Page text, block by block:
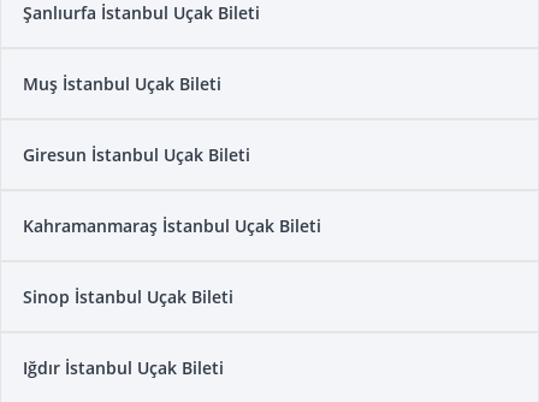
Şanlıurfa İstanbul Uçak Bileti
Muş İstanbul Uçak Bileti
Giresun İstanbul Uçak Bileti
Kahramanmaraş İstanbul Uçak Bileti
Sinop İstanbul Uçak Bileti
Iğdır İstanbul Uçak Bileti